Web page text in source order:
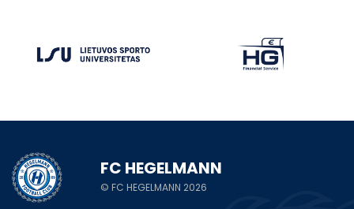
FC HEGELMANN
© FC HEGELMANN 2026